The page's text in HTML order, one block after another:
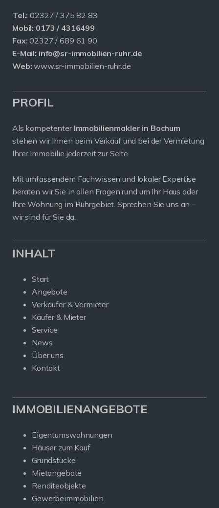
Tel.: 02327 / 375 82 83
Mobil: 0173 / 4316499
Fax: 02327 / 689 61 90
E-Mail: info@sr-immobilien-ruhr.de
Web: www.sr-immobilien-ruhr.de
PROFIL
Als kompetenter Immobilienmakler in Bochum
stehen wir Ihnen beim Verkauf und bei der Vermietung
Ihrer Immobilie jederzeit zur Seite.
Mit umfassendem Fachwissen und lokaler Expertise
beraten wir Sie in allen Fragen rund um Ihr Haus oder
Ihre Wohnung im Ruhrgebiet. Sprechen Sie uns an –
wir sind für Sie da.
INHALT
Start
Angebote
Verkäufer & Vermieter
Käufer & Mieter
Service
News
Über uns
Kontakt
IMMOBILIENANGEBOTE
Eigentumswohnungen
Häuser zum Kauf
Grundstücke
Mietangebote
Renditeobjekte
Gewerbeimmobilien